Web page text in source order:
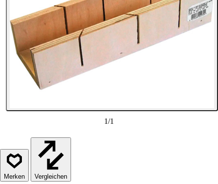
1/1
Vergleichen